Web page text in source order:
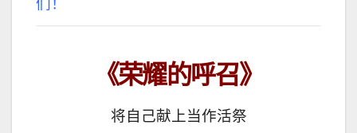
们！
《荣耀的呼召》
将自己献上当作活祭